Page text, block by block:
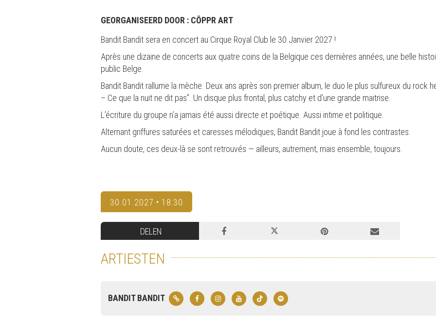
GEORGANISEERD DOOR : CŌPPR ART
Bandit Bandit sera en concert au Cirque Royal Club le 30 Janvier 2027 !
Après une dizaine de concerts aux quatre coins de la Belgique ces dernières années, une belle
public Belge.
Bandit Bandit rallume la mèche. Deux ans après son premier album, le duo le plus sulfureux du rock
– Ce que la nuit ne dit pas”. Un disque plus frontal, plus catchy et d’une grande maitrise.
L’écriture du groupe n’a jamais été aussi directe et poétique. Aussi intime et politique.
Alternant griffures saturées et caresses mélodiques, Bandit Bandit joue à fond les contrastes.
Aucun doute, ces deux-là se sont retrouvés — ailleurs, autrement, mais ensemble, toujours.
30.01.2027 • 18:30
DELEN
ARTIESTEN
BANDIT BANDIT